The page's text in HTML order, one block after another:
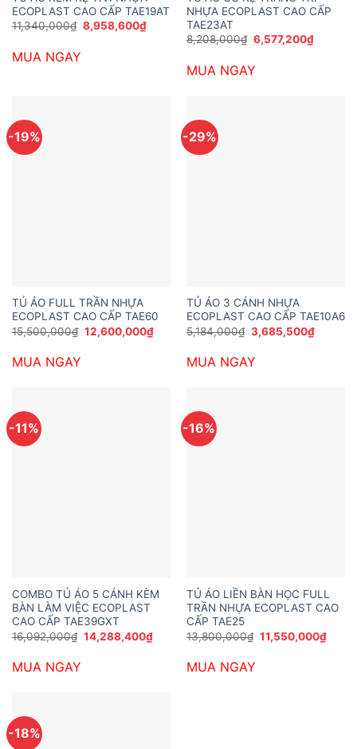
ECOPLAST CAO CẤP TAE19AT
11,340,000₫ Giá
gốc
8,958,600₫Giá
hiện
8,958,600₫.
MUA NGAY
NHỰA ECOPLAST CAO CẤP
TAE23AT
8,208,000₫ Giá
gốc
8,208,000₫.
6,577,200₫Giá
hiện
MUA NGAY
-19%
TỦ ÁO FULL TRẦN NHỰA
ECOPLAST CAO CẤP TAE60
15,500,000₫ Giá
gốc
12,600,000₫Giá
hiện
MUA NGAY
-29%
TỦ ÁO 3 CÁNH NHỰA
ECOPLAST CAO CẤP TAE10A6
5,184,000₫ Giá
gốc
5,184,000₫.
3,685,500₫Giá
hiện
MUA NGAY
-11%
COMBO TỦ ÁO 5 CÁNH KÈM
BÀN LÀM VIỆC ECOPLAST
CAO CẤP TAE39GXT
16,092,000₫ Giá
gốc
14,288,400₫Giá
hiện
MUA NGAY
-16%
TỦ ÁO LIỀN BÀN HỌC FULL
TRẦN NHỰA ECOPLAST CAO
CẤP TAE25
13,800,000₫ Giá
gốc
11,550,000₫Giá
hiện
MUA NGAY
-18%